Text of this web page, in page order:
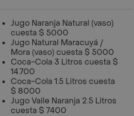
Jugo Naranja Natural (vaso)
cuesta $ 5000
Jugo Natural Maracuyá /
Mora (vaso) cuesta $ 5000
Coca-Cola 3 Litros cuesta $
14.700
Coca-Cola 1.5 Litros cuesta
$ 8000
Jugo Valle Naranja 2.5 Litros
cuesta $ 7400